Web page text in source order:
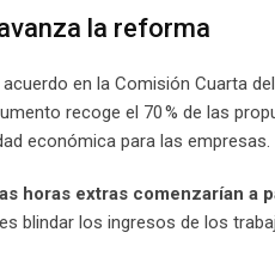
la reforma
en la Comisión Cuarta
recoge el 70 % de las
económica para las empresas.
las horas extras comenzarían a
blindar los ingresos de los